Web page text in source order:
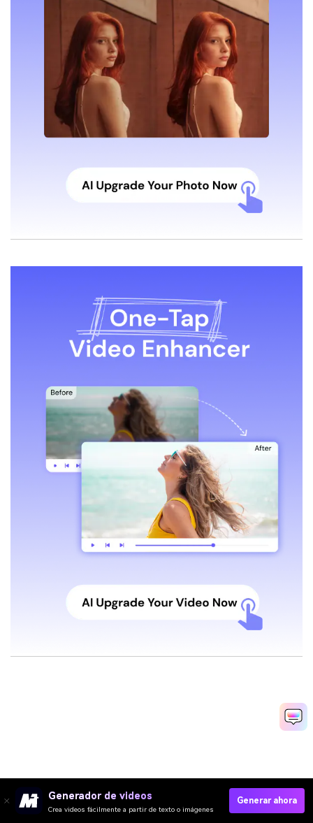
Generador de videos
Crea videos fácilmente a partir de texto o imágenes
Generar ahora